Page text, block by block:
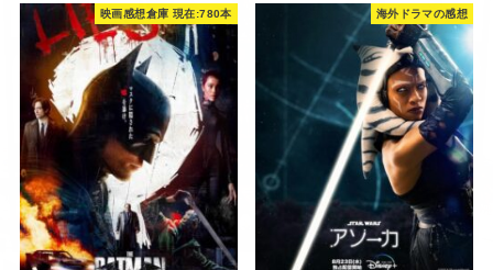
映画感想倉庫 現在:780本 海外ドラマの感想